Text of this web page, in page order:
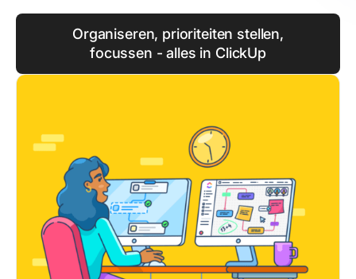
Organiseren, prioriteiten stellen,
focussen - alles in ClickUp